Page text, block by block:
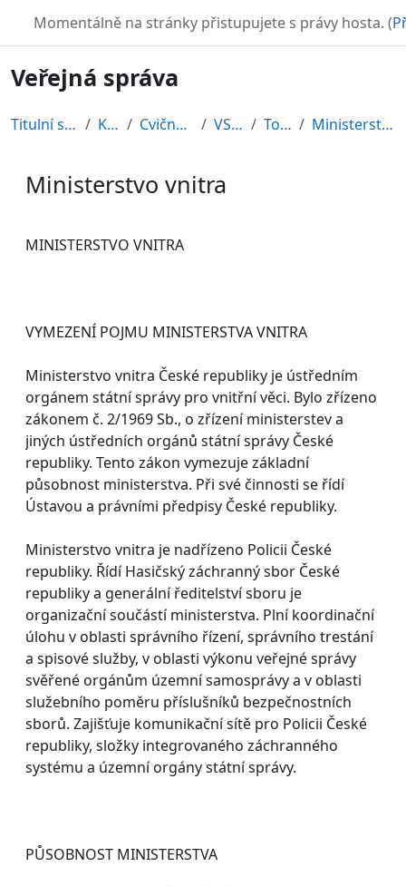
TURBO
Momentálně na stránky přistupujete s právy hosta. (
Veřejná správa
Titulní stránka Kurzy Cvičné kurzy VS2010 Topic 3 Ministerstvo vnitra
Ministerstvo vnitra
MINISTERSTVO VNITRA
VYMEZENÍ POJMU MINISTERSTVA VNITRA
Ministerstvo vnitra České republiky je ústředním
orgánem státní správy pro vnitřní věci. Bylo zřízeno
zákonem č. 2/1969 Sb., o zřízení ministerstev a
jiných ústředních orgánů státní správy České
republiky. Tento zákon vymezuje základní
působnost ministerstva. Při své činnosti se řídí
Ústavou a právními předpisy České republiky.
Ministerstvo vnitra je nadřízeno Policii České
republiky. Řídí Hasičský záchranný sbor České
republiky a generální ředitelství sboru je
organizační součástí ministerstva. Plní koordinační
úlohu v oblasti správního řízení, správního trestání
a spisové služby, v oblasti výkonu veřejné správy
svěřené orgánům územní samosprávy a v oblasti
služebního poměru příslušníků bezpečnostních
sborů. Zajišťuje komunikační sítě pro Policii České
republiky, složky integrovaného záchranného
systému a územní orgány státní správy.
PŮSOBNOST MINISTERSTVA